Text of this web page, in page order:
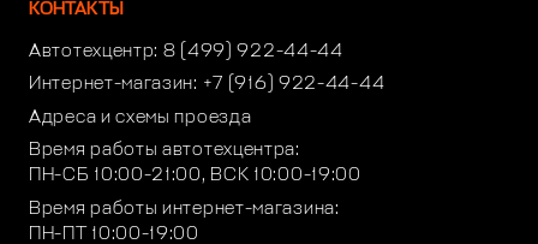
КОНТАКТЫ
Автотехцентр: 8 (499) 922-44-44
Интернет-магазин: +7 (916) 922-44-44
Адреса и схемы проезда
Время работы автотехцентра:
ПН-СБ 10:00-21:00, ВСК 10:00-19:00
Время работы интернет-магазина:
ПН-ПТ 10:00-19:00